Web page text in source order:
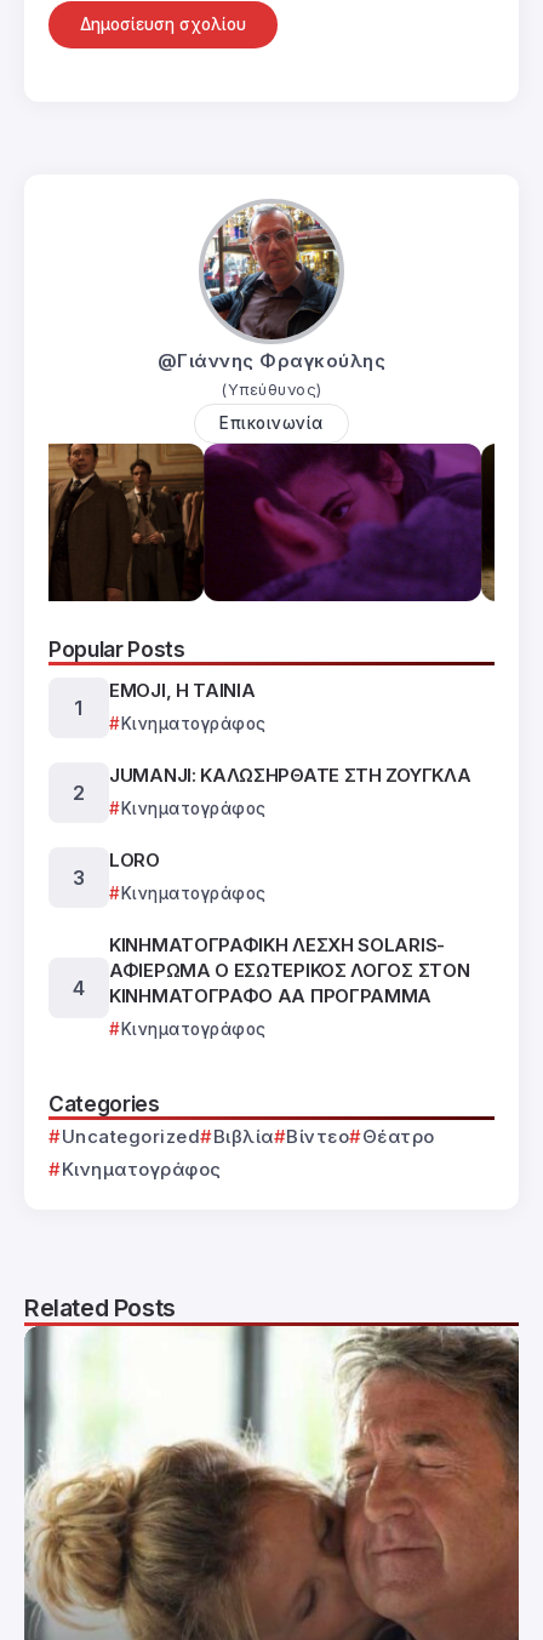
@Γιάννης Φραγκούλης
(Υπεύθυνος)
Επικοινωνία
Popular Posts
EMOJI, Η ΤΑΙΝΙΑ
Κινηματογράφος
JUMANJI: ΚΑΛΩΣΗΡΘΑΤΕ ΣΤΗ ΖΟΥΓΚΛΑ
Κινηματογράφος
LORO
Κινηματογράφος
ΚΙΝΗΜΑΤΟΓΡΑΦΙΚΗ ΛΕΣΧΗ SOLARIS-
ΑΦΙΕΡΩΜΑ Ο ΕΣΩΤΕΡΙΚΟΣ ΛΟΓΟΣ ΣΤΟΝ
ΚΙΝΗΜΑΤΟΓΡΑΦΟ ΑΑ ΠΡΟΓΡΑΜΜΑ
Κινηματογράφος
Categories
Uncategorized Βιβλία Βίντεο
Θέατρο
Κινηματογράφος
Related Posts